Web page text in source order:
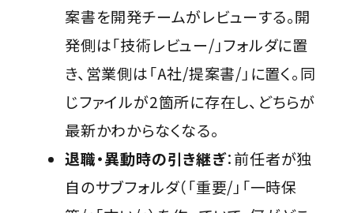
案書を開発チームがレビューする。開
発側は「技術レビュー/」フォルダに置
き、営業側は「A社/提案書/」に置く。同
じファイルが2箇所に存在し、どちらが
最新かわからなくなる。
退職・異動時の引き継ぎ：前任者が独
自のサブフォルダ（「重要/」「一時保